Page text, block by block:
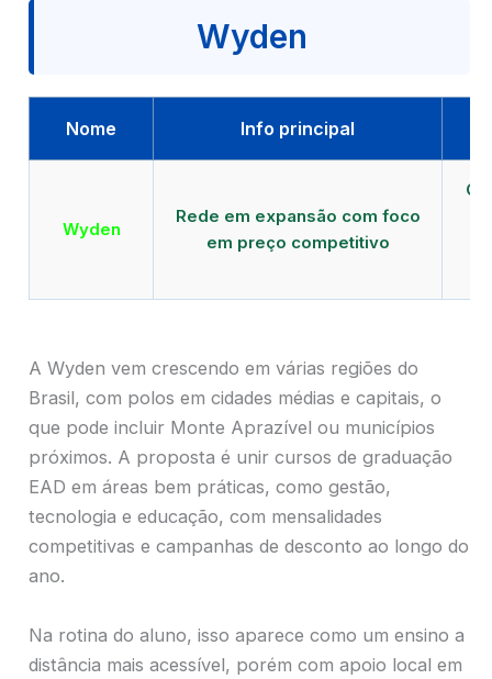
Wyden
Nome Info principal
Wyden
Rede em expansão com foco
em preço competitivo
A Wyden vem crescendo em várias regiões do
Brasil, com polos em cidades médias e capitais, o
que pode incluir Monte Aprazível ou municípios
próximos. A proposta é unir cursos de graduação
EAD em áreas bem práticas, como gestão,
tecnologia e educação, com mensalidades
competitivas e campanhas de desconto ao longo do
ano.
Na rotina do aluno, isso aparece como um ensino a
distância mais acessível, porém com apoio local em